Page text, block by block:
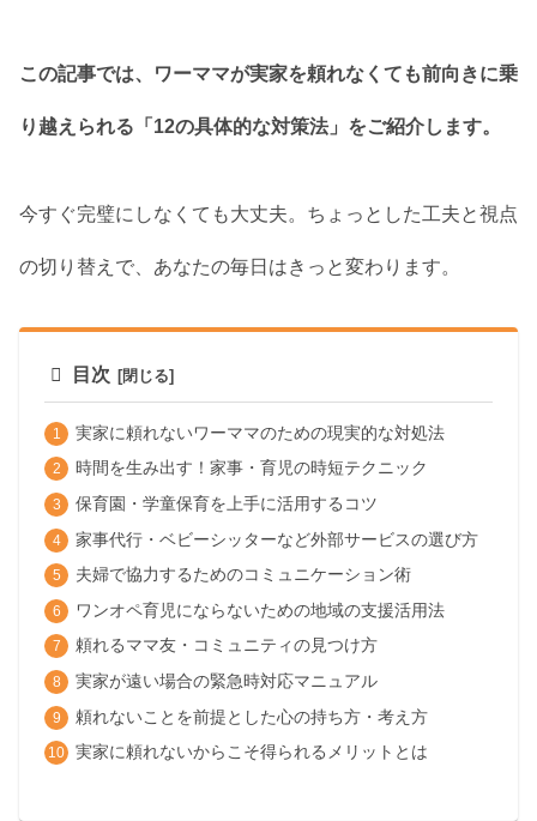
この記事では、ワーママが実家を頼れなくても前向きに乗
り越えられる「12の具体的な対策法」をご紹介します。
今すぐ完璧にしなくても大丈夫。ちょっとした工夫と視点
の切り替えで、あなたの毎日はきっと変わります。
目次
実家に頼れないワーママのための現実的な対処法
時間を生み出す！家事・育児の時短テクニック
保育園・学童保育を上手に活用するコツ
家事代行・ベビーシッターなど外部サービスの選び方
夫婦で協力するためのコミュニケーション術
ワンオペ育児にならないための地域の支援活用法
頼れるママ友・コミュニティの見つけ方
実家が遠い場合の緊急時対応マニュアル
頼れないことを前提とした心の持ち方・考え方
実家に頼れないからこそ得られるメリットとは